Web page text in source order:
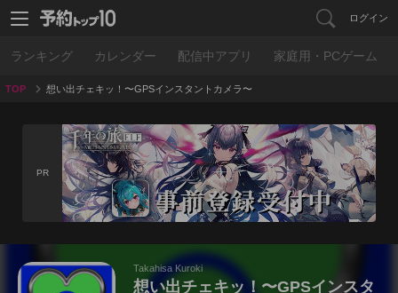
ログイン
ランキング カレンダー 配信中アプリ 家庭用・PCゲーム
TOP 想い出チェキッ！〜GPSインスタントカメラ〜
PR
Takahisa Kuroki
想い出チェキッ！〜GPSインスタ